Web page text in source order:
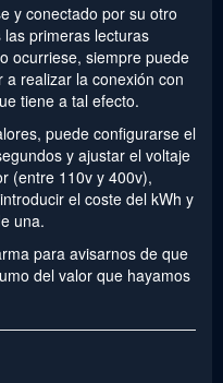
y conectado por su otro
primeras lecturas
ocurriese, siempre puede
realizar la conexión con
tiene a tal efecto.
puede configurarse el
y ajustar el voltaje
(entre 110v y 400v),
el coste del kWh y
una.
para avisarnos de que
del valor que hayamos